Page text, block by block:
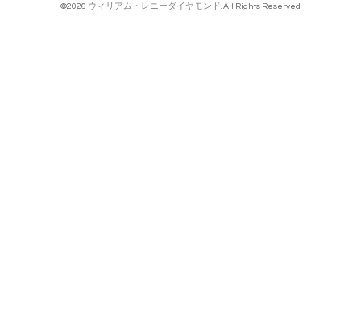
©2026 ウィリアム・レニーダイヤモンド . All Rights Reserved.